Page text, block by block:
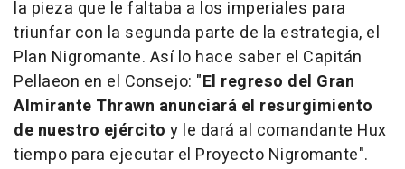
la pieza que le faltaba a los imperiales para
triunfar con la segunda parte de la estrategia, el
Plan Nigromante. Así lo hace saber el Capitán
Pellaeon en el Consejo: "El regreso del Gran
Almirante Thrawn anunciará el resurgimiento
de nuestro ejército y le dará al comandante Hux
tiempo para ejecutar el Proyecto Nigromante".